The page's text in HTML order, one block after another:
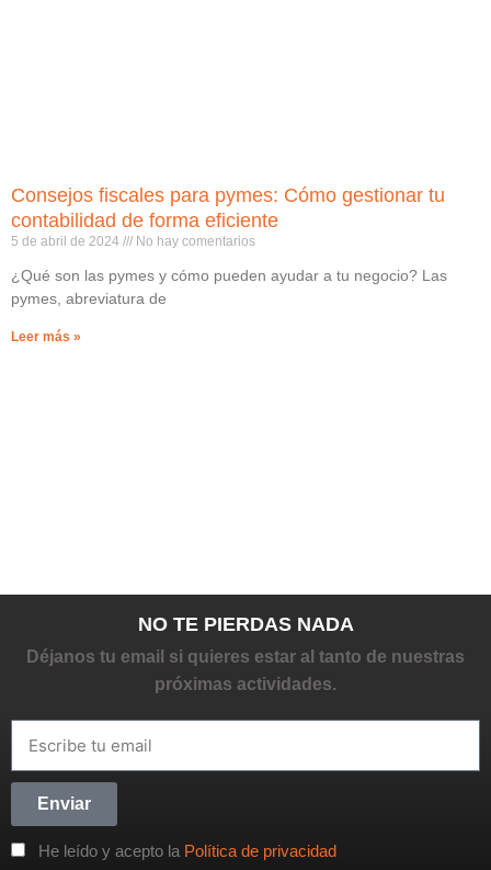
Consejos fiscales para pymes: Cómo gestionar tu
contabilidad de forma eficiente
5 de abril de 2024 No hay comentarios
¿Qué son las pymes y cómo pueden ayudar a tu negocio? Las
pymes, abreviatura de
Leer más »
NO TE PIERDAS NADA
Déjanos tu email si quieres estar al tanto de nuestras
próximas actividades.
He leído y acepto la Política de privacidad
Enviar